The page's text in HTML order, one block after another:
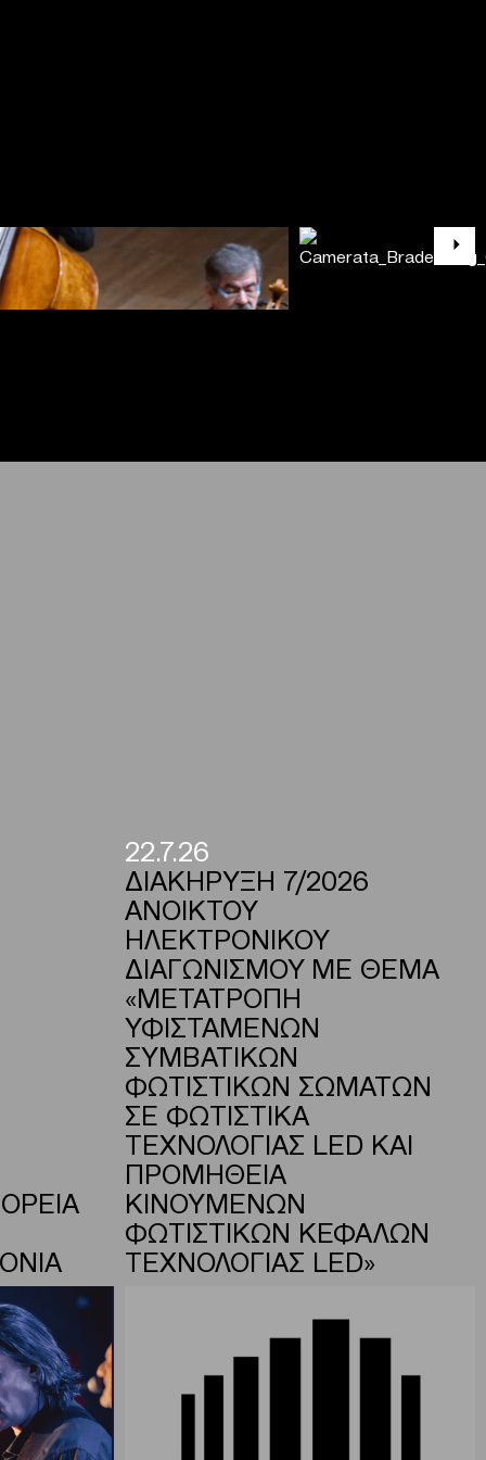
22.7.26
ΔΙΑΚΗΡΥΞΗ 7/2026
ΑΝΟΙΚΤΟΥ
ΗΛΕΚΤΡΟΝΙΚΟΥ
ΔΙΑΓΩΝΙΣΜΟΥ ΜΕ ΘΕΜΑ
«ΜΕΤΑΤΡΟΠΗ
ΥΦΙΣΤΑΜΕΝΩΝ
ΣΥΜΒΑΤΙΚΩΝ
ΦΩΤΙΣΤΙΚΩΝ ΣΩΜΑΤΩΝ
ΣΕ ΦΩΤΙΣΤΙΚΑ
ΤΕΧΝΟΛΟΓΙΑΣ LED ΚΑΙ
ΠΡΟΜΗΘΕΙΑ
ΚΙΝΟΥΜΕΝΩΝ
ΦΩΤΙΣΤΙΚΩΝ ΚΕΦΑΛΩΝ
ΤΕΧΝΟΛΟΓΙΑΣ LED»